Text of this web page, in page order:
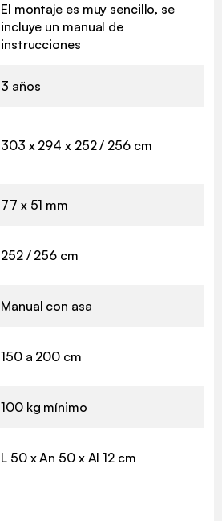
El montaje es muy sencillo, se
incluye un manual de
instrucciones
3 años
303 x 294 x 252 / 256 cm
77 x 51 mm
252 / 256 cm
Manual con asa
150 a 200 cm
100 kg mínimo
L 50 x An 50 x Al 12 cm